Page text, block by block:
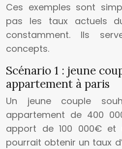
Ces exemples sont
pas les taux actuels
constamment. Ils
concepts.
Scénario 1 : jeune
appartement à paris
Un jeune couple
appartement de 400
apport de 100 000€
pourrait obtenir un taux